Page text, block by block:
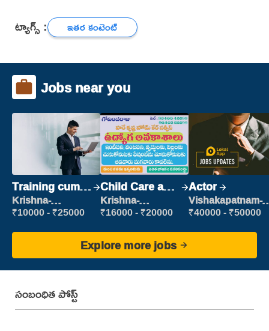
ట్యాగ్స్ : ఇతర కంటెంట్
Jobs near you
Training cum
Placement
Krishna-
vijayawada
₹10000 - ₹25000
Child Care and
Patient care
Krishna-
vijayawada
₹16000 - ₹20000
Actor
Vishakapatnam-
new
₹40000 - ₹50000
Explore more jobs
సంబంధిత పోస్ట్